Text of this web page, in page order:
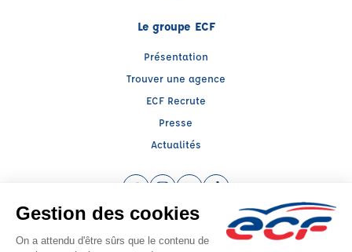
Le groupe ECF
Présentation
Trouver une agence
ECF Recrute
Presse
Actualités
Facebook (nouvelle fenêtre)
Instagram (nouvelle fenêtre)
YouTube (nouvelle fenêtre)
TikTok (nouvelle fenêtre)
Raison sociale : ECF MIDI FRANCE - Capital social: 200000€
SIREN: 538947326 - Numéro de TVA intracommunautaire: FR 12 538947326